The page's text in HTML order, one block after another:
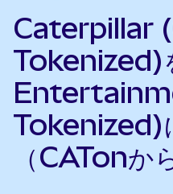
Caterpillar
Tokenized)
Tokenized)
（CATonか